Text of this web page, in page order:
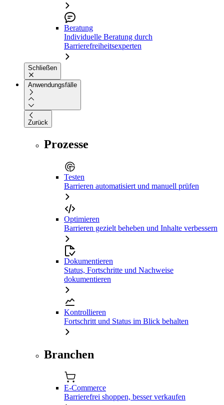
Beratung
Individuelle Beratung durch
Barrierefreiheitsexperten
Schließen
Anwendungsfälle
Zurück
Prozesse
Testen
Barrieren automatisiert und manuell prüfen
Optimieren
Barrieren gezielt beheben und Inhalte verbessern
Dokumentieren
Status, Fortschritte und Nachweise
dokumentieren
Kontrollieren
Fortschritt und Status im Blick behalten
Branchen
E-Commerce
Barrierefrei shoppen, besser verkaufen